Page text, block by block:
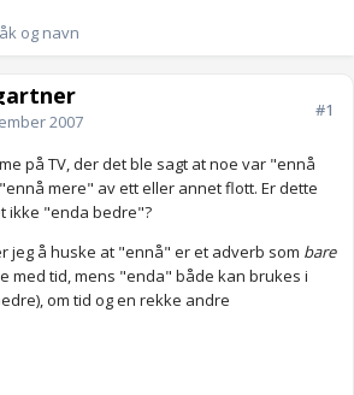
og navn
2007
#1
på TV, der det ble sagt at noe var "ennå
mere" av ett eller annet flott. Er dette
ikke "enda bedre"?
jeg å huske at "ennå" er et adverb som bare
med tid, mens "enda" både kan brukes i
om tid og en rekke andre